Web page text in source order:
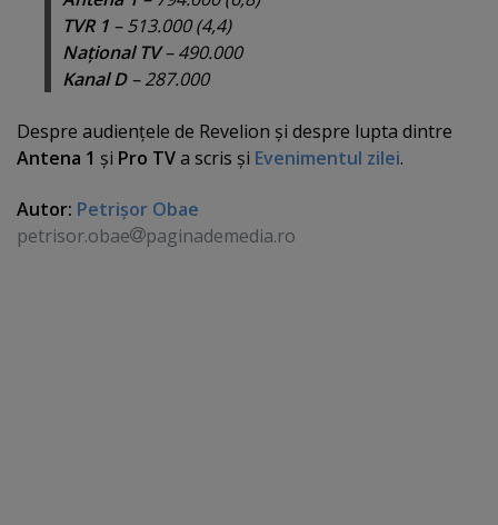
TVR 1 – 513.000 (4,4)
Naţional TV– 490.000
Kanal D– 287.000
Despre audienţele de Revelion şi despre lupta dintre
Antena 1 şi Pro TVa scris şi Evenimentul zilei.
Autor: Petrişor Obae
petrisor.obae
paginademedia.ro